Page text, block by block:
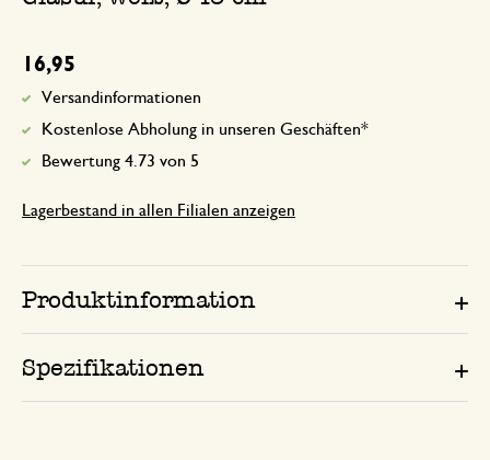
16,95
Versandinformationen
Kostenlose Abholung in unseren Geschäften*
Bewertung 4.73 von 5
Lagerbestand in allen Filialen anzeigen
Produktinformation
Spezifikationen